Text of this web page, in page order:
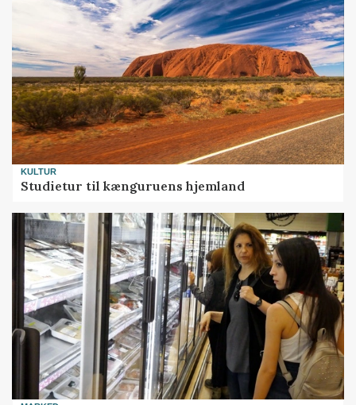
KULTUR
Studietur til kænguruens hjemland